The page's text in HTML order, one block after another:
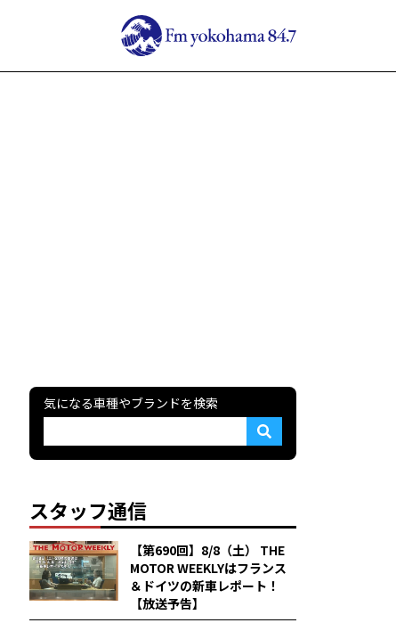
気になる車種やブランドを検索
スタッフ通信
【第690回】8/8（土） THE
MOTOR WEEKLYはフランス
＆ドイツの新車レポート！
【放送予告】